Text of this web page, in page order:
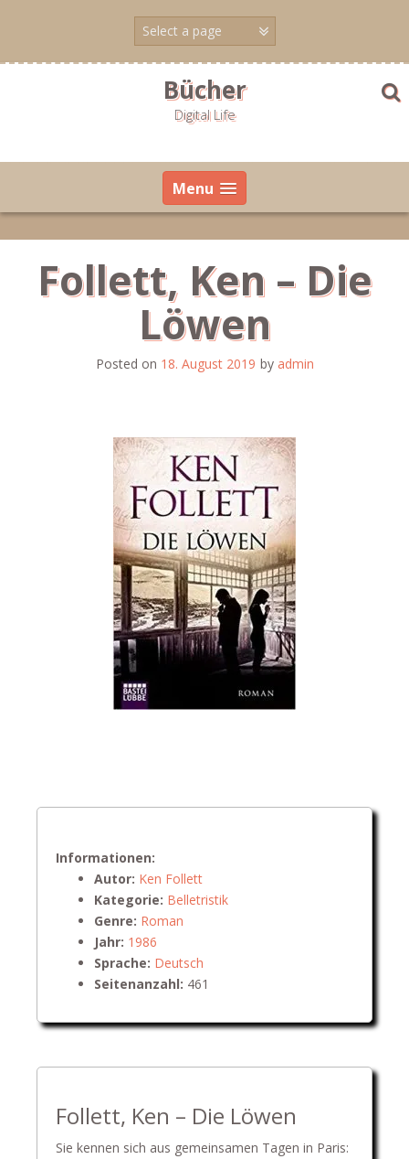
Bücher
Digital Life
Menu
Follett, Ken – Die
Löwen
Posted on 18. August 2019 by admin
Informationen:
Autor: Ken Follett
Kategorie: Belletristik
Genre: Roman
Jahr: 1986
Sprache: Deutsch
Seitenanzahl: 461
Follett, Ken – Die Löwen
Sie kennen sich aus gemeinsamen Tagen in Paris: